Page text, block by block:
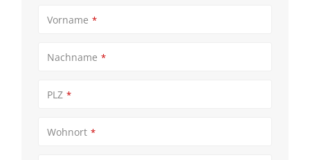
Vorname *
Nachname *
PLZ *
Wohnort *